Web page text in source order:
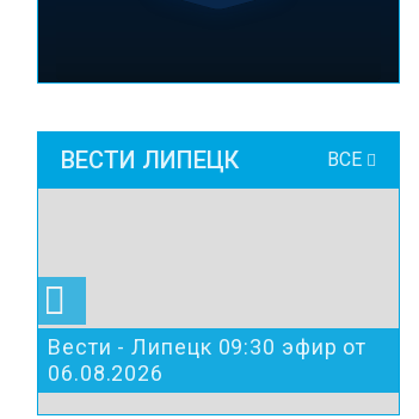
ВЕСТИ ЛИПЕЦК ВСЕ
Вести - Липецк 09:30 эфир от
06.08.2026